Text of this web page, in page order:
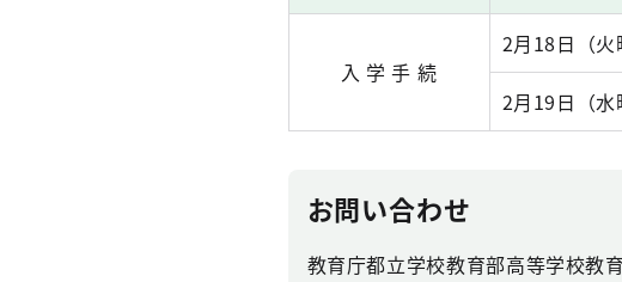
入 学 手 続
2月18日（
2月19日（
お問い合わせ
教育庁都立学校教育部高等学校教